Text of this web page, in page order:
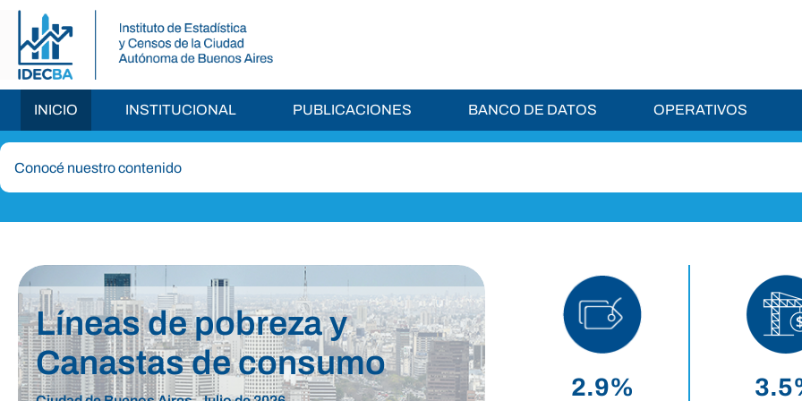
INICIO INSTITUCIONAL PUBLICACIONES BANCO DE DATOS OPERATIVOS
Líneas de pobreza y
Canastas de consumo
IPCBA. Ciudad de
Aires
2.9% 3.5